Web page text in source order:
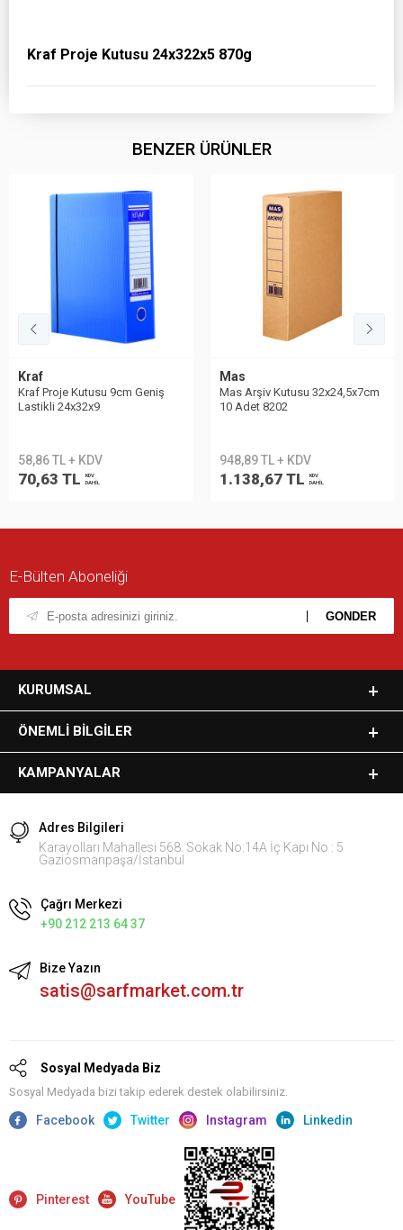
Kraf Proje Kutusu 24x322x5 870g
BENZER ÜRÜNLER
Kraf
Kraf Proje Kutusu 9cm Geniş
Lastikli 24x32x9
58,86 TL + KDV
70,63 TL
KDV
DAHİL
Mas
Mas Arşiv Kutusu 32x24,5x7cm
10 Adet 8202
948,89 TL + KDV
1.138,67 TL
KDV
DAHİL
E-Bülten Aboneliği
KURUMSAL
ÖNEMLI BILGILER
KAMPANYALAR
Adres Bilgileri
Karayolları Mahallesi 568. Sokak No:14A İç Kapı No : 5
Gaziosmanpaşa/İstanbul
Çağrı Merkezi
+90 212 213 64 37
Bize Yazın
satis@sarfmarket.com.tr
Sosyal Medyada Biz
Sosyal Medyada bizi takip ederek destek olabilirsiniz.
Facebook Twitter Instagram Linkedin
Pinterest YouTube